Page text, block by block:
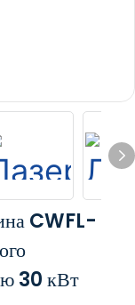
CWFL-
30 кВт